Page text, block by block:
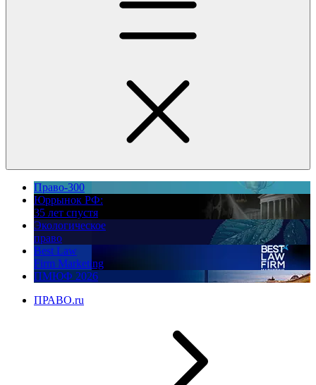
Право-300
Юррынок РФ:
35 лет спустя
Экологическое
право
Best Law
Firm Marketing
ПМЮФ 2026
ПРАВО.ru